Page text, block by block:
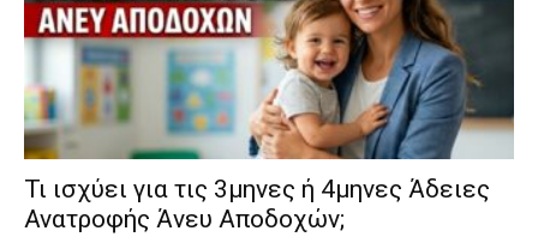
​Τι ισχύει για τις 3μηνες ή 4μηνες Άδειες
Ανατροφής Άνευ Αποδοχών;